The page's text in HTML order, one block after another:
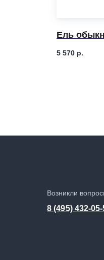
Ель
5 570 р.
Возникли
8 (495) 432-